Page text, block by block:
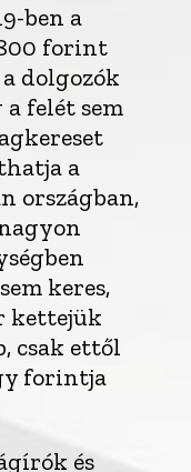
ben a
forint
dolgozók
felét sem
a
országban,
keres,
kettejük
csak ettől
forintja
és